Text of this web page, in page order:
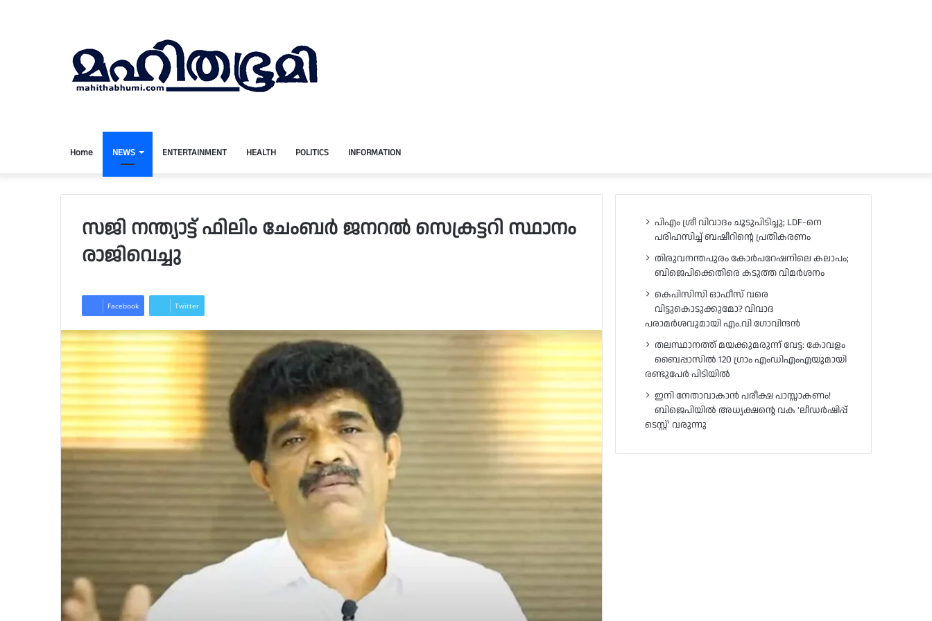
Home NEWS ENTERTAINMENT HEALTH POLITICS INFORMATION
സജി നന്ത്യാട്ട് ഫിലിം ചേംബര്‍ ജനറല്‍ സെക്രട്ടറി സ്ഥാനം
രാജിവെച്ചു
Facebook Twitter
പിഎം ശ്രീ വിവാദം ചൂടുപിടിച്ചു; LDF-നെ
പരിഹസിച്ച് ബഷീറിന്റെ പ്രതികരണം
തിരുവനന്തപുരം കോർപറേഷനിലെ കലാപം;
ബിജെപിക്കെതിരെ കടുത്ത വിമർശനം
കെപിസിസി ഓഫീസ് വരെ
വിട്ടുകൊടുക്കുമോ? വിവാദ
പരാമർശവുമായി എം.വി ഗോവിന്ദൻ
തലസ്ഥാനത്ത് മയക്കുമരുന്ന് വേട്ട: കോവളം
ബൈപ്പാസിൽ 120 ഗ്രാം എംഡിഎംഎയുമായി
രണ്ടുപേർ പിടിയിൽ
ഇനി നേതാവാകാൻ പരീക്ഷ പാസ്സാകണം!
ബിജെപിയിൽ അധ്യക്ഷന്റെ വക ‘ലീഡർഷിപ്പ്
ടെസ്റ്റ്’ വരുന്നു